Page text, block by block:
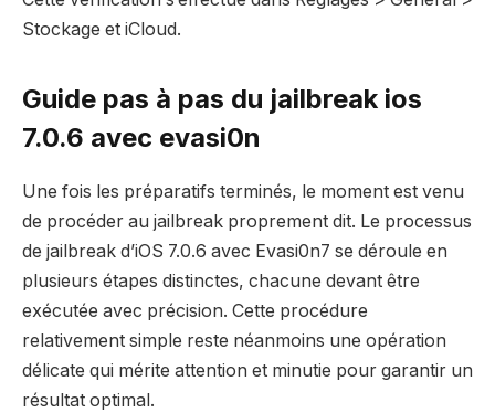
Stockage et iCloud.
Guide pas à pas du jailbreak ios
7.0.6 avec evasi0n
Une fois les préparatifs terminés, le moment est venu
de procéder au jailbreak proprement dit. Le processus
de jailbreak d’iOS 7.0.6 avec Evasi0n7 se déroule en
plusieurs étapes distinctes, chacune devant être
exécutée avec précision. Cette procédure
relativement simple reste néanmoins une opération
délicate qui mérite attention et minutie pour garantir un
résultat optimal.